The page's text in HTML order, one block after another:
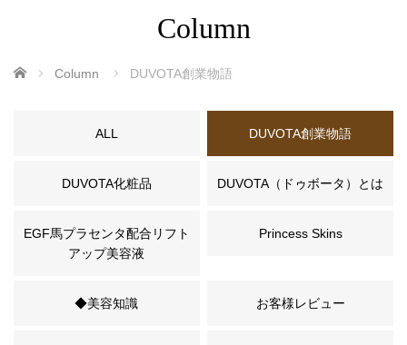
Column
ホーム Column DUVOTA創業物語
ALL DUVOTA創業物語
DUVOTA化粧品 DUVOTA（ドゥボータ）とは
EGF馬プラセンタ配合リフト
アップ美容液
Princess Skins
◆美容知識 お客様レビュー